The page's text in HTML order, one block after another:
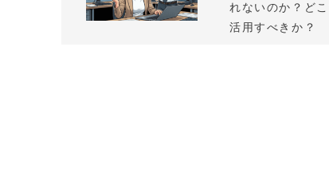
れないのか？ど
活用すべきか？